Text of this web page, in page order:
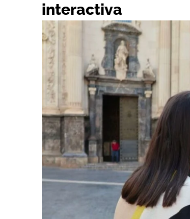
interactiva